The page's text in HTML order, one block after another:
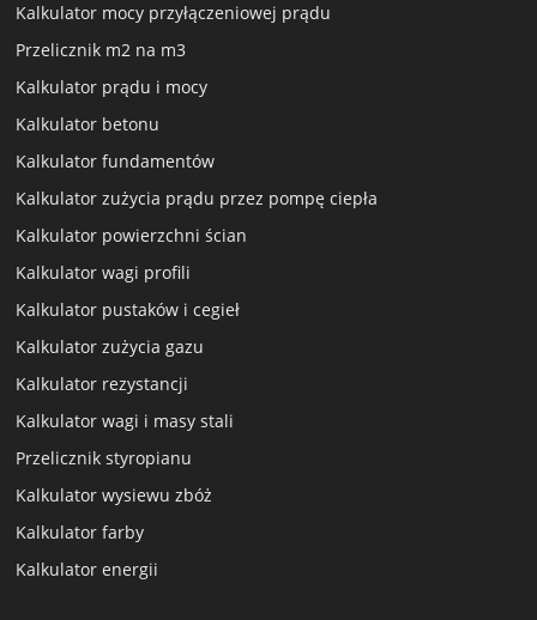
Kalkulator mocy przyłączeniowej prądu
Przelicznik m2 na m3
Kalkulator prądu i mocy
Kalkulator betonu
Kalkulator fundamentów
Kalkulator zużycia prądu przez pompę ciepła
Kalkulator powierzchni ścian
Kalkulator wagi profili
Kalkulator pustaków i cegieł
Kalkulator zużycia gazu
Kalkulator rezystancji
Kalkulator wagi i masy stali
Przelicznik styropianu
Kalkulator wysiewu zbóż
Kalkulator farby
Kalkulator energii